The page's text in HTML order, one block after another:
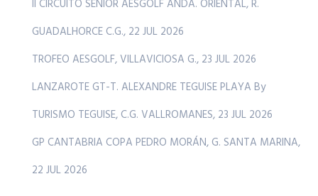
II CIRCUITO SENIOR AESGOLF ANDA. ORIENTAL, R.
GUADALHORCE C.G., 22 JUL 2026
TROFEO AESGOLF, VILLAVICIOSA G., 23 JUL 2026
LANZAROTE GT-T. ALEXANDRE TEGUISE PLAYA By
TURISMO TEGUISE, C.G. VALLROMANES, 23 JUL 2026
GP CANTABRIA COPA PEDRO MORÁN, G. SANTA MARINA,
22 JUL 2026